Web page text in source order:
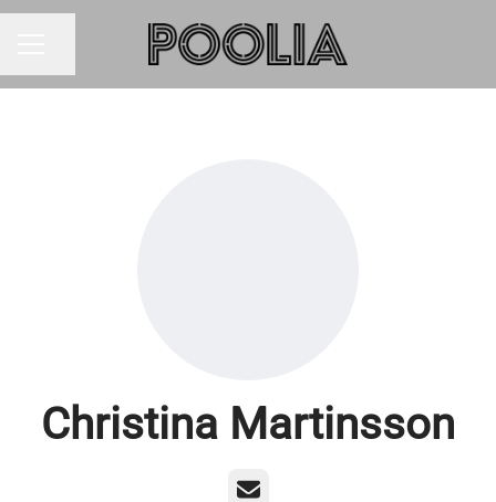
Christina Martinsson
E-post